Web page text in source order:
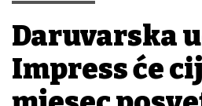
Daruvarska
Impress će